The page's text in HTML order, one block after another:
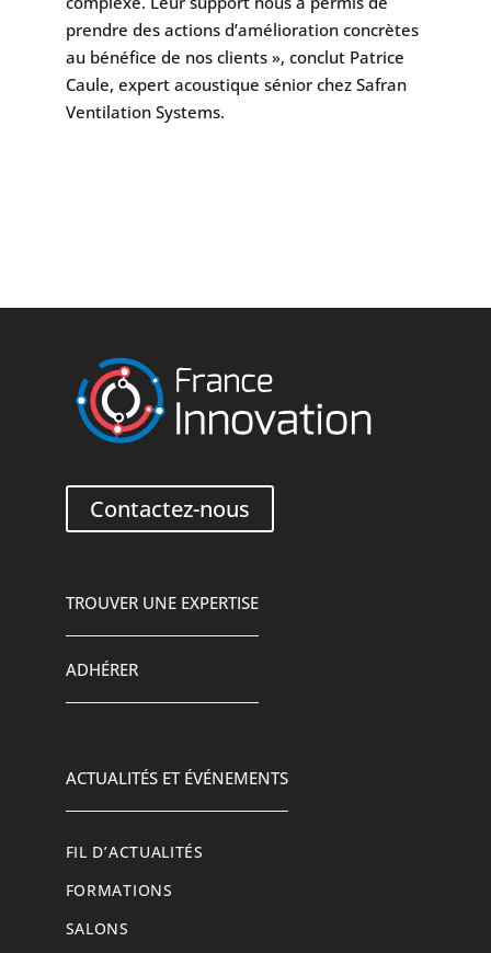
prendre des actions d’amélioration concrètes
au bénéfice de nos clients », conclut Patrice
Caule, expert acoustique sénior chez Safran
Ventilation Systems.
Contactez-nous
TROUVER UNE EXPERTISE
ADHÉRER
ACTUALITÉS ET ÉVÉNEMENTS
FIL D’ACTUALITÉS
FORMATIONS
SALONS